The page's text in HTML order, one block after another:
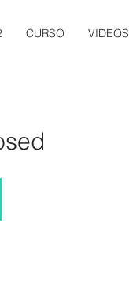
CURSO VIDEOS